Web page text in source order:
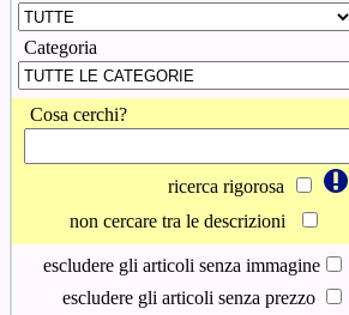
Categoria
Cosa cerchi?
ricerca rigorosa
non cercare tra le descrizioni
escludere gli articoli senza immagine
escludere gli articoli senza prezzo